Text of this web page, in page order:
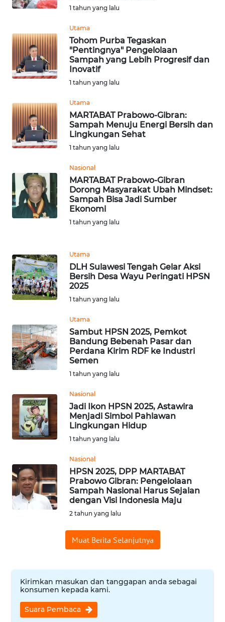
1 tahun yang lalu
Utama
Tohom Purba Tegaskan
"Pentingnya" Pengelolaan
Sampah yang Lebih Progresif dan
Inovatif
1 tahun yang lalu
Utama
MARTABAT Prabowo-Gibran:
Sampah Menuju Energi Bersih dan
Lingkungan Sehat
1 tahun yang lalu
Nasional
MARTABAT Prabowo-Gibran
Dorong Masyarakat Ubah Mindset:
Sampah Bisa Jadi Sumber
Ekonomi
1 tahun yang lalu
Utama
DLH Sulawesi Tengah Gelar Aksi
Bersih Desa Wayu Peringati HPSN
2025
1 tahun yang lalu
Utama
Sambut HPSN 2025, Pemkot
Bandung Bebenah Pasar dan
Perdana Kirim RDF ke Industri
Semen
1 tahun yang lalu
Nasional
Jadi Ikon HPSN 2025, Astawira
Menjadi Simbol Pahlawan
Lingkungan Hidup
1 tahun yang lalu
Nasional
HPSN 2025, DPP MARTABAT
Prabowo Gibran: Pengelolaan
Sampah Nasional Harus Sejalan
dengan Visi Indonesia Maju
2 tahun yang lalu
Muat Berita Selanjutnya
Kirimkan masukan dan tanggapan anda sebagai
konsumen kepada kami.
Suara Pembaca
DISCLAIMER
Wahana
News
Regional
WN
WN
JAKARTA
WN
WN
BANTEN
WN
KEPRI
WN
WN
PAPUA
BARAT
RIAU
WN
SERAMBI
JAMBI
WN
SULTRA
WN
SULTENG
WN
SULBAR